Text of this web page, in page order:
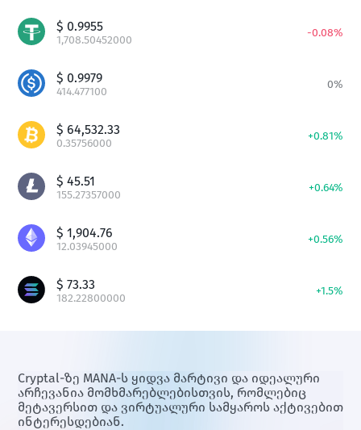
$ 0.9955
1,708.50452000
-0.08%
$ 0.9979
414.477100
0%
$ 64,532.33
0.35756000
+0.81%
$ 45.51
155.27357000
+0.64%
$ 1,904.76
12.03945000
+0.56%
$ 73.33
182.22800000
+1.5%
Cryptal-ზე MANA-ს ყიდვა მარტივი და იდეალური
არჩევანია მომხმარებლებისთვის, რომლებიც
მეტავერსით და ვირტუალური სამყაროს აქტივებით
ინტერესდებიან.